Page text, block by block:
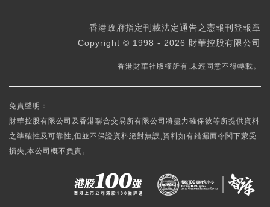
香港政府指定刊載法定通告之憲報刊登報章
Copyright © 1998 - 2026 財華控股有限公司
香港財華社版權所有,未經同意不得轉載。
免責聲明：
財華控股有限公司及香港聯合交易所有限公司將盡力確保彼等所提供資料
之準確性及可靠性,但並不保證資料絕對無誤,資料如有錯漏而令閣下蒙受
損失,本公司概不負責。